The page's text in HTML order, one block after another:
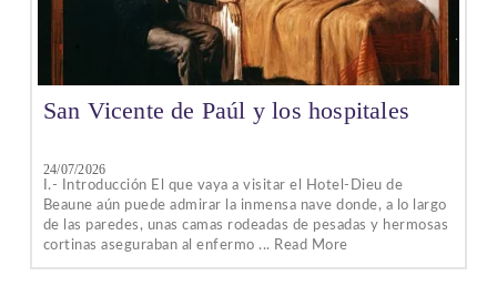
San Vicente de Paúl y los hospitales
24/07/2026
I.- Introducción El que vaya a visitar el Hotel-Dieu de
Beaune aún puede admirar la inmensa nave donde, a lo largo
de las paredes, unas camas rodeadas de pesadas y hermosas
cortinas aseguraban al enfermo ... Read More